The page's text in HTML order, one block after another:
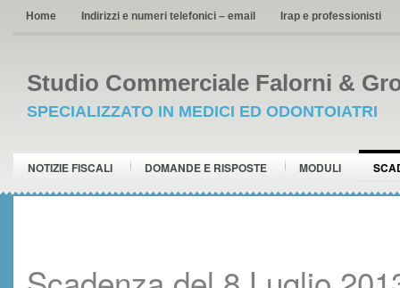
Home Indirizzi e numeri telefonici – email Irap e professionisti
Studio Commerciale Falorni &
SPECIALIZZATO IN MEDICI ED ODONTOIATRI
NOTIZIE FISCALI DOMANDE E RISPOSTE MODULI